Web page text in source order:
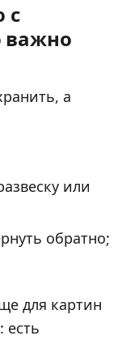
с
важно
а
или
обратно;
для картин
есть